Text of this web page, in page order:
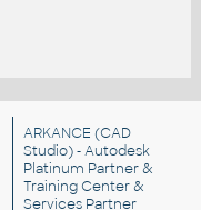
ARKANCE (CAD
Studio) - Autodesk
Platinum Partner &
Training Center &
Services Partner